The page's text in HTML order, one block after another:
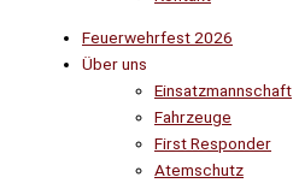
Feuerwehrfest 2026
Über uns
Einsatzmannschaft
Fahrzeuge
First Responder
Atemschutz